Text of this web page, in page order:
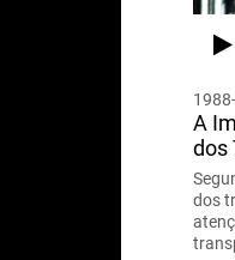
A
dos
dos